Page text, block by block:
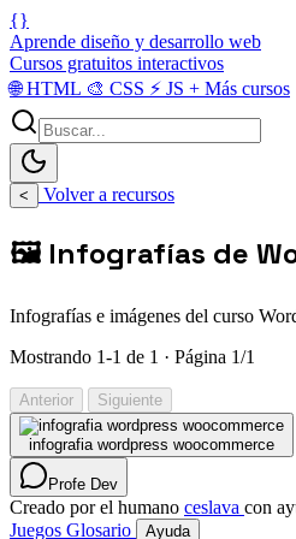
{}
Aprende diseño y desarrollo web
Cursos gratuitos interactivos
🌐HTML 🎨 CSS ⚡ JS + Más cursos
< Volver a recursos
🖼️ Infografías de
Infografías e imágenes del curso
Mostrando 1-1 de 1 · Página 1/1
Anterior Siguiente
infografia wordpress woocommerce
Profe Dev
Creado por el humano ceslava con
Juegos Glosario Ayuda